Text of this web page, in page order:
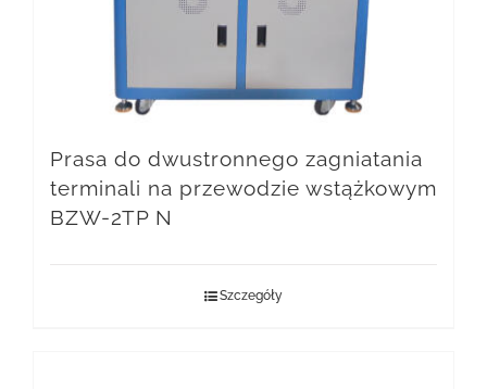
Prasa do dwustronnego zagniatania
terminali na przewodzie wstążkowym
BZW-2TP N
Szczegóły